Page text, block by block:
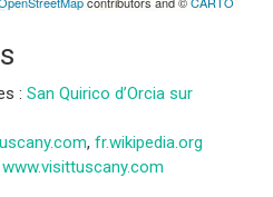
: San Quirico d’Orcia sur
, fr.wikipedia.org
www.visittuscany.com